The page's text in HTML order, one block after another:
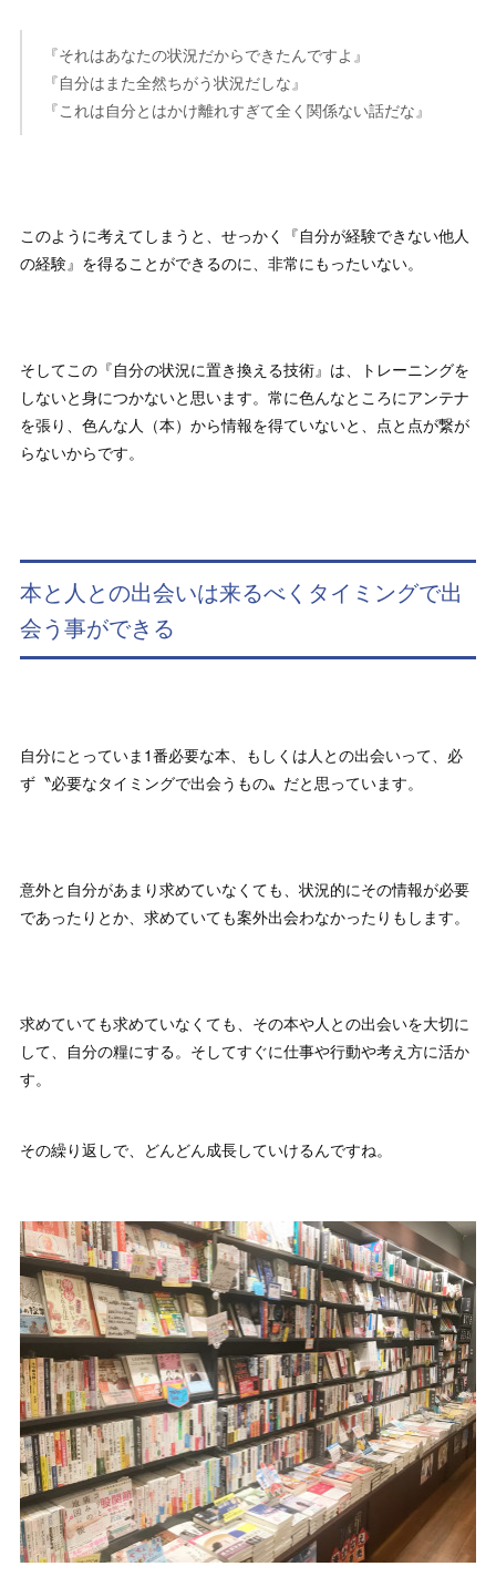
『それはあなたの状況だからできたんですよ』
『自分はまた全然ちがう状況だしな』
『これは自分とはかけ離れすぎて全く関係ない話だな』
このように考えてしまうと、せっかく『自分が経験できない他人
の経験』を得ることができるのに、非常にもったいない。
そしてこの『自分の状況に置き換える技術』は、トレーニングを
しないと身につかないと思います。常に色んなところにアンテナ
を張り、色んな人（本）から情報を得ていないと、点と点が繋が
らないからです。
本と人との出会いは来るべくタイミングで出
会う事ができる
自分にとっていま1番必要な本、もしくは人との出会いって、必
ず〝必要なタイミングで出会うもの〟だと思っています。
意外と自分があまり求めていなくても、状況的にその情報が必要
であったりとか、求めていても案外出会わなかったりもします。
求めていても求めていなくても、その本や人との出会いを大切に
して、自分の糧にする。そしてすぐに仕事や行動や考え方に活か
す。
その繰り返しで、どんどん成長していけるんですね。